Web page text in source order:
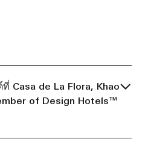
ที่ Casa de La Flora, Khao
of Design Hotels™